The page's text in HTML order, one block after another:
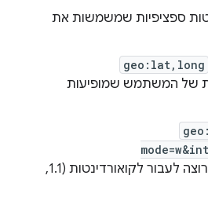
ספציפיות שמשמשות את
geo:lat,long
של המשתמש שמופיעות
המשתמש רוצה לעבור לקואורדינטות (1.1,